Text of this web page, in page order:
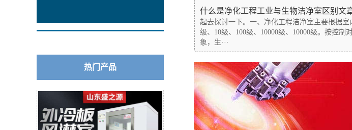
热门产品
什么是净化工程工业与生物洁净室区别文
起去探讨一下。一、净化工程洁净室主要根据
级、10级、100级、10000级、10000级。按控
象，生···